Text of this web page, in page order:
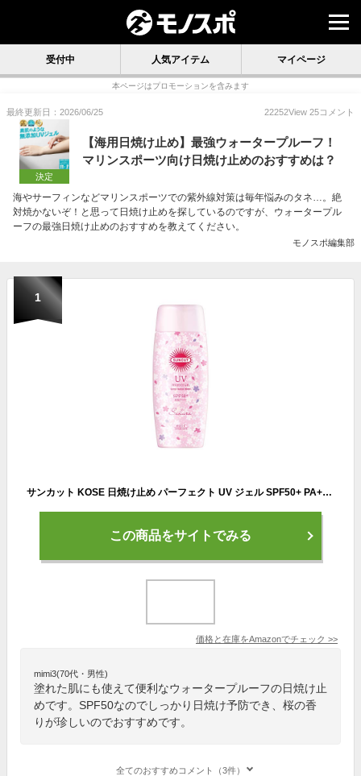
受付中 人気アイテム マイページ
本ページはプロモーションを含みます
最終更新日：2026/06/25 22252View 25コメント
決定
【海用日焼け止め】最強ウォータープルーフ！
マリンスポーツ向け日焼け止めのおすすめは？
海やサーフィンなどマリンスポーツでの紫外線対策は毎年悩みのタネ…。絶
対焼かないぞ！と思って日焼け止めを探しているのですが、ウォータープル
ーフの最強日焼け止めのおすすめを教えてください。
モノスポ編集部
1
サンカット KOSE 日焼け止め パーフェクト UV ジェル SPF50+ PA++++ ウォータープルーフ 桜の香り 100g
この商品をサイトでみる
価格と在庫をAmazonでチェック >>
mimi3(70代・男性)
塗れた肌にも使えて便利なウォータープルーフの日焼け止
めです。SPF50なのでしっかり日焼け予防でき、桜の香
りが珍しいのでおすすめです。
全てのおすすめコメント（3件）